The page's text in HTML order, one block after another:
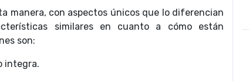
manera, con aspectos únicos que lo diferencian
similares en cuanto a cómo están
son:
integra.